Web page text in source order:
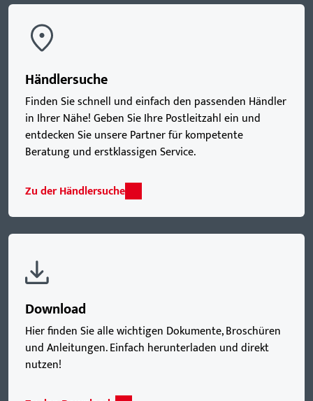
Händlersuche
Finden Sie schnell und einfach den passenden Händler
in Ihrer Nähe! Geben Sie Ihre Postleitzahl ein und
entdecken Sie unsere Partner für kompetente
Beratung und erstklassigen Service.
Zu der Händlersuche
Download
Hier finden Sie alle wichtigen Dokumente, Broschüren
und Anleitungen. Einfach herunterladen und direkt
nutzen!